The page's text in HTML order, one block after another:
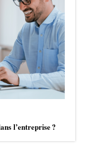
l’entreprise ?